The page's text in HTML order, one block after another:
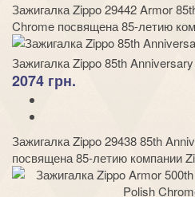
Зажигалка Zippo 29442 Armor
Chrome посвящена 85-летию
Зажигалка Zippo 85th
2074 грн.
Зажигалка Zippo 29438 85th
посвящена 85-летию компании